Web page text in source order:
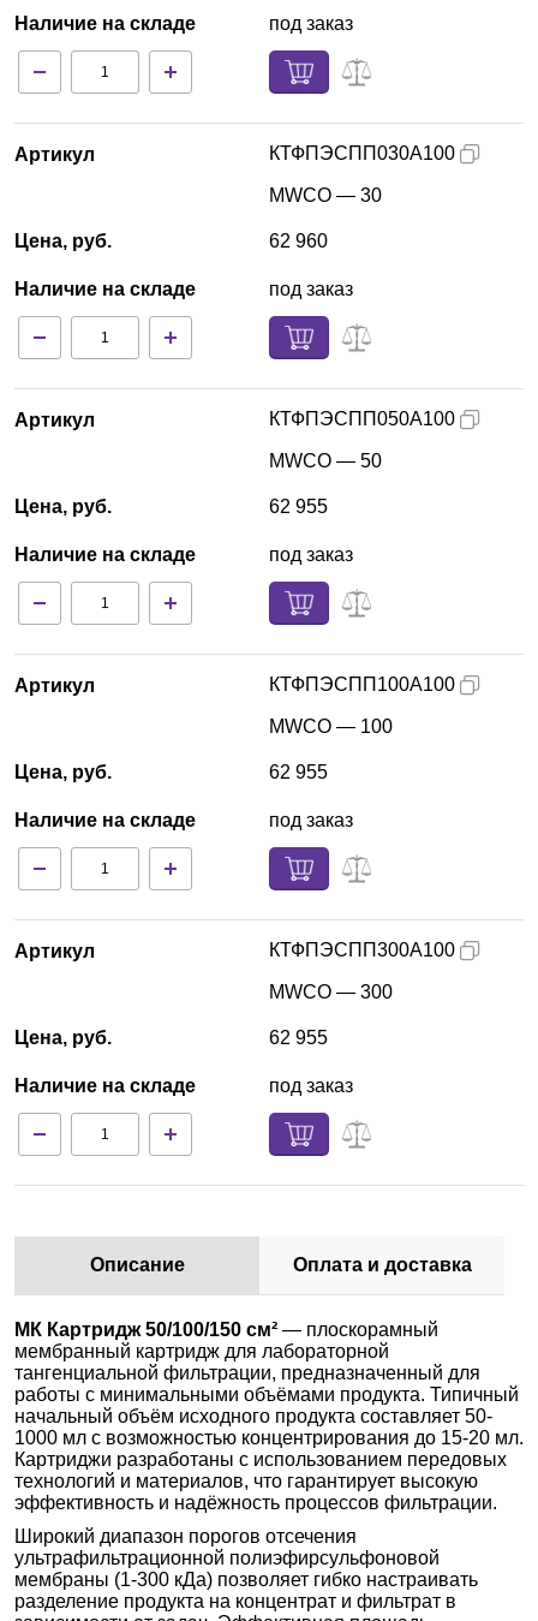
Наличие на складе под заказ
Артикул
Цена, руб.
Наличие на складе
КТФПЭСПП030А100
MWCO — 30
62 960
под заказ
Артикул
Цена, руб.
Наличие на складе
КТФПЭСПП050А100
MWCO — 50
62 955
под заказ
Артикул
Цена, руб.
Наличие на складе
КТФПЭСПП100А100
MWCO — 100
62 955
под заказ
Артикул
Цена, руб.
Наличие на складе
КТФПЭСПП300А100
MWCO — 300
62 955
под заказ
Описание Оплата и доставка
МК Картридж 50/100/150 см² — плоскорамный
мембранный картридж для лабораторной
тангенциальной фильтрации, предназначенный для
работы с минимальными объёмами продукта. Типичный
начальный объём исходного продукта составляет 50-
1000 мл с возможностью концентрирования до 15-20 мл.
Картриджи разработаны с использованием передовых
технологий и материалов, что гарантирует высокую
эффективность и надёжность процессов фильтрации.
Широкий диапазон порогов отсечения
ультрафильтрационной полиэфирсульфоновой
мембраны (1-300 кДа) позволяет гибко настраивать
разделение продукта на концентрат и фильтрат в